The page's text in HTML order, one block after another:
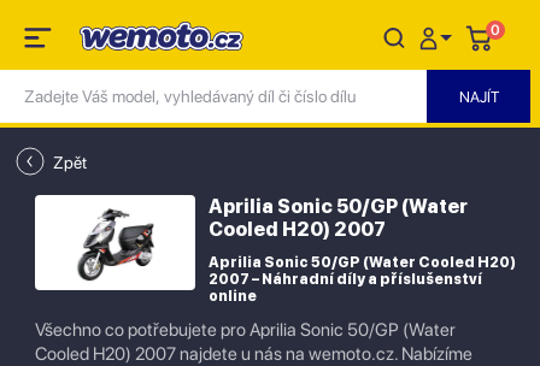
0
Zpět
Aprilia Sonic 50/GP (Water
Cooled H20) 2007
Aprilia Sonic 50/GP (Water Cooled H20)
2007 – Náhradní díly a příslušenství
online
Všechno co potřebujete pro Aprilia Sonic 50/GP (Water
Cooled H20) 2007 najdete u nás na wemoto.cz. Nabízíme